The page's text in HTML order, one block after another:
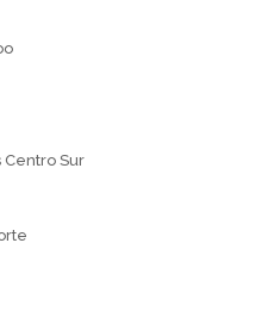
Sur